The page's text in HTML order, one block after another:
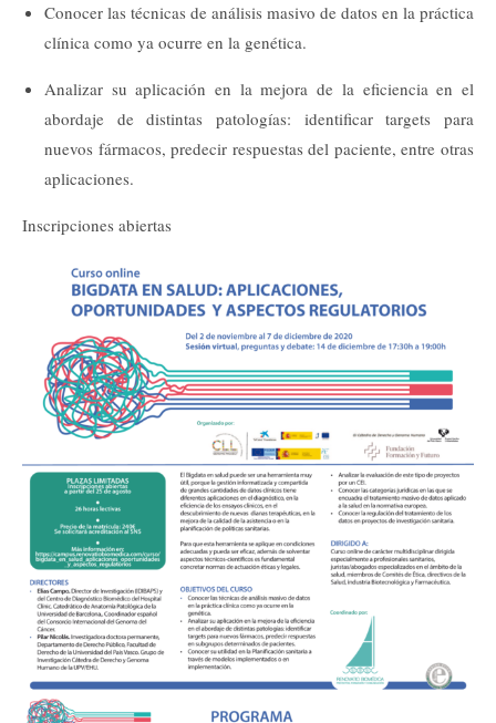
Conocer las técnicas de análisis masivo de datos en la práctica
clínica como ya ocurre en la genética.
Analizar su aplicación en la mejora de la eficiencia en el
abordaje de distintas patologías: identificar targets para
nuevos fármacos, predecir respuestas del paciente, entre otras
aplicaciones.
Inscripciones abiertas